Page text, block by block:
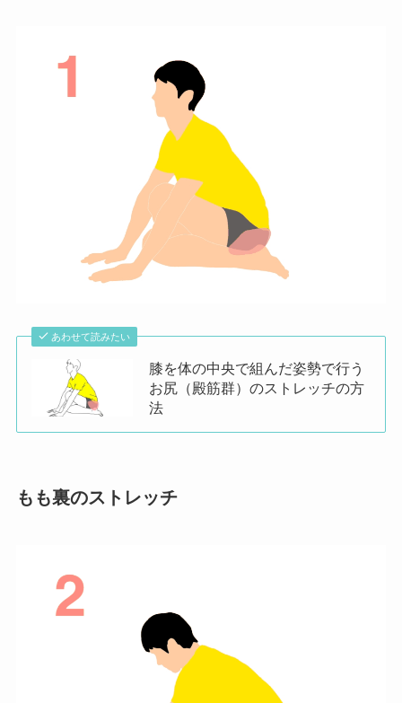
あわせて読みたい
膝を体の中央で組んだ姿勢で行う
お尻（殿筋群）のストレッチの方
法
もも裏のストレッチ